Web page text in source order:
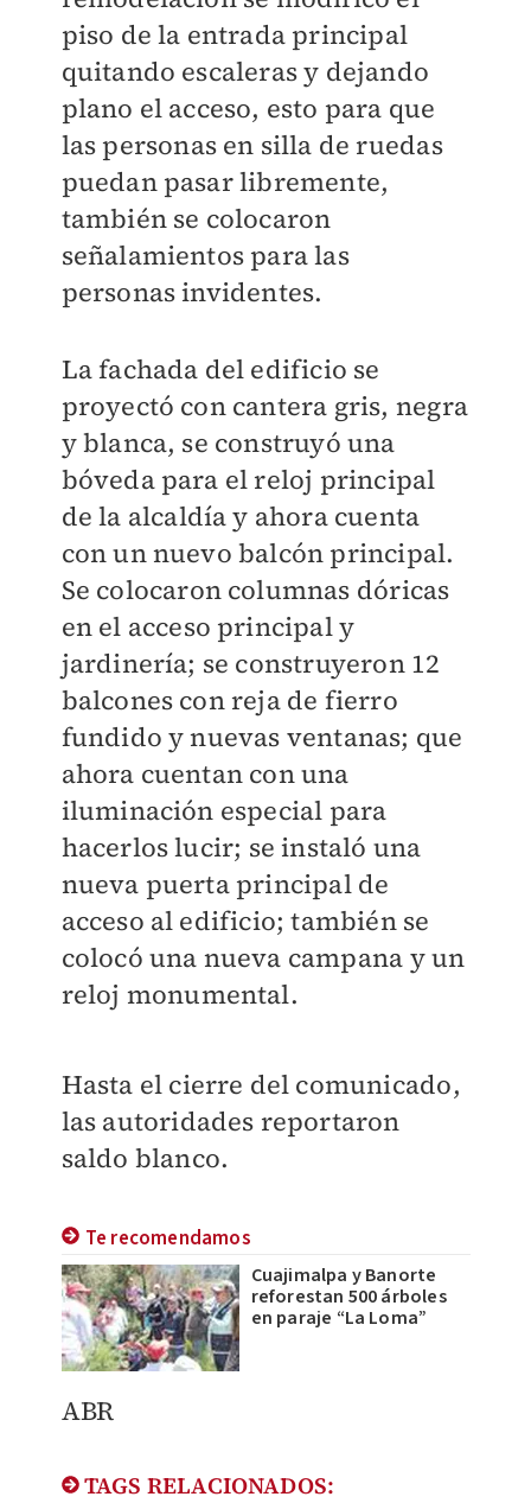
piso de la entrada principal
quitando escaleras y dejando
plano el acceso, esto para que
las personas en silla de ruedas
puedan pasar libremente,
también se colocaron
señalamientos para las
personas invidentes.
La fachada del edificio se
proyectó con cantera gris, negra
y blanca, se construyó una
bóveda para el reloj principal
de la alcaldía y ahora cuenta
con un nuevo balcón principal.
Se colocaron columnas dóricas
en el acceso principal y
jardinería; se construyeron 12
balcones con reja de fierro
fundido y nuevas ventanas; que
ahora cuentan con una
iluminación especial para
hacerlos lucir; se instaló una
nueva puerta principal de
acceso al edificio; también se
colocó una nueva campana y un
reloj monumental.
Hasta el cierre del comunicado,
las autoridades reportaron
saldo blanco.
Te recomendamos
Cuajimalpa y Banorte
reforestan 500 árboles
en paraje “La Loma”
ABR
TAGS RELACIONADOS: